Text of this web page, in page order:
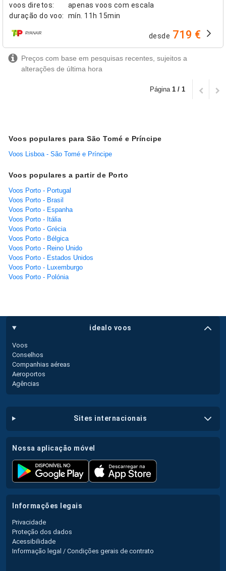
voos diretos:
apenas voos com escala
duração do voo: mín. 11h 15min
companhias aéreas desde 719 €
Preços com base em pesquisas recentes, sujeitos a
alterações de última hora
Página 1 / 1
Voos populares para São Tomé e Príncipe
Voos Lisboa - São Tomé e Príncipe
Voos populares a partir de Porto
Voos Porto - Portugal
Voos Porto - Brasil
Voos Porto - Espanha
Voos Porto - Itália
Voos Porto - Grécia
Voos Porto - Bélgica
Voos Porto - Reino Unido
Voos Porto - Estados Unidos
Voos Porto - Luxemburgo
Voos Porto - Polónia
idealo voos
Voos
Conselhos
Companhias aéreas
Aeroportos
Agências
sites internacionais
nossa aplicação móvel
informações legais
Privacidade
Proteção dos dados
Acessibilidade
Informação legal / Condições gerais de contrato